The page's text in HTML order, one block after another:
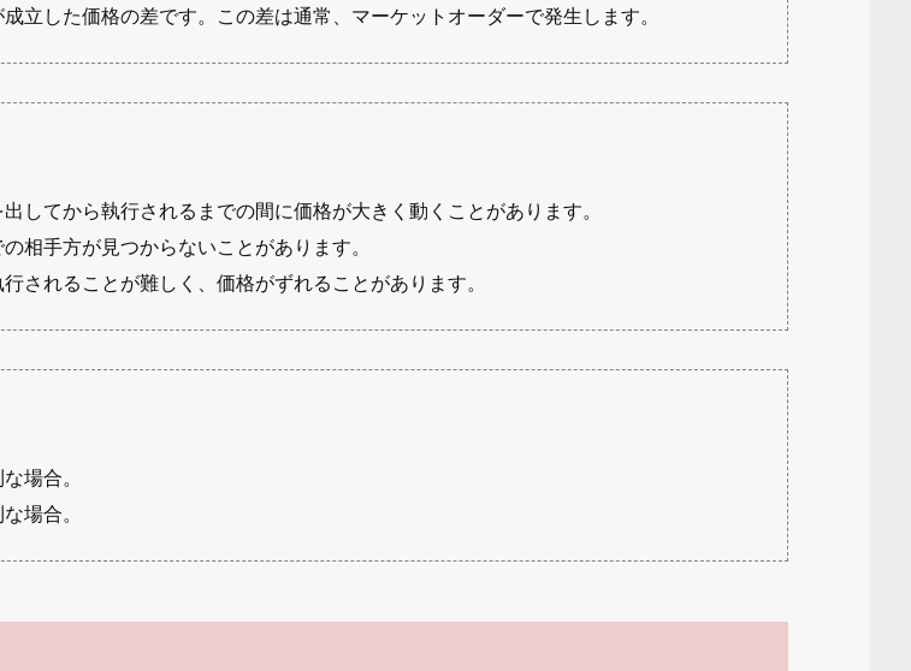
立した価格の差です。この差は通常、マーケットオーダーで発生します。
してから執行されるまでの間に価格が大きく動くことがあります。
相手方が見つからないことがあります。
されることが難しく、価格がずれることがあります。
場合。
場合。